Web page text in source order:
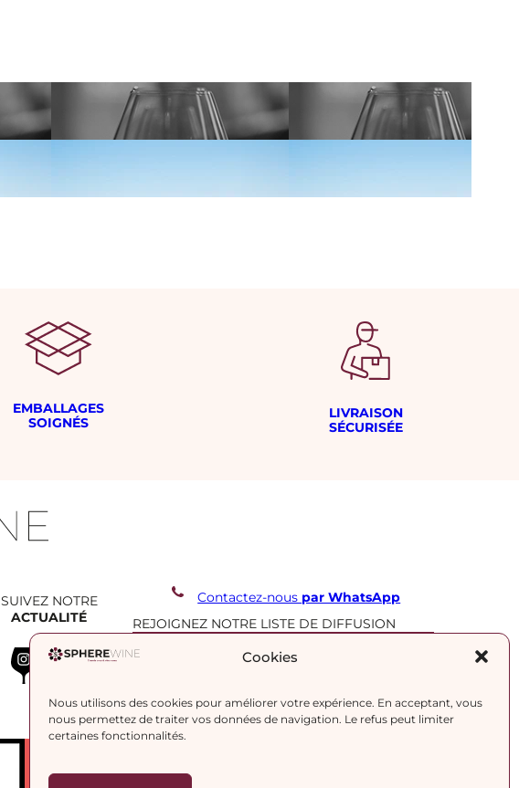
Cookies
Nous utilisons des cookies pour améliorer votre expérience. En acceptant, vous
nous permettez de traiter vos données de navigation. Le refus peut limiter
certaines fonctionnalités.
EMBALLAGES
SOIGNÉS
LIVRAISON
SÉCURISÉE
SUIVEZ NOTRE
ACTUALITÉ
Instagram WhatsApp LinkedIn
Contactez-nous par WhatsApp
REJOIGNEZ NOTRE LISTE DE DIFFUSION